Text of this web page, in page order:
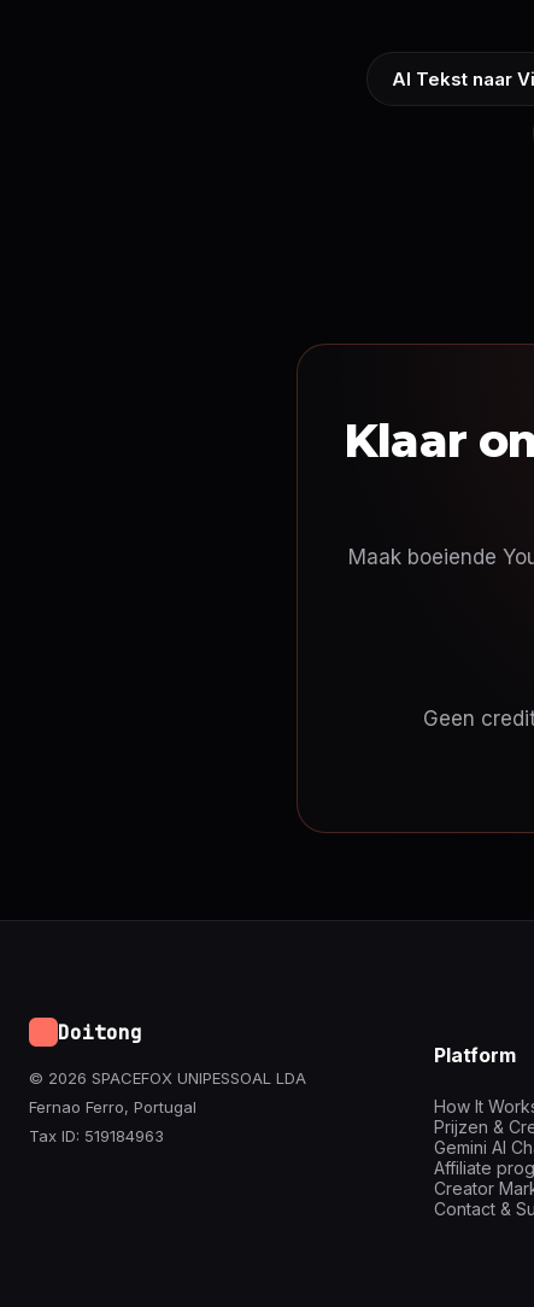
AI Tekst naar
Klaar
Maak boeiende
Geen
Doitong
© 2026 SPACEFOX UNIPESSOAL LDA
Fernao Ferro, Portugal
Tax ID: 519184963
Platform
How It
Prijzen &
Gemini AI
Affiliate
Creator
Contact &